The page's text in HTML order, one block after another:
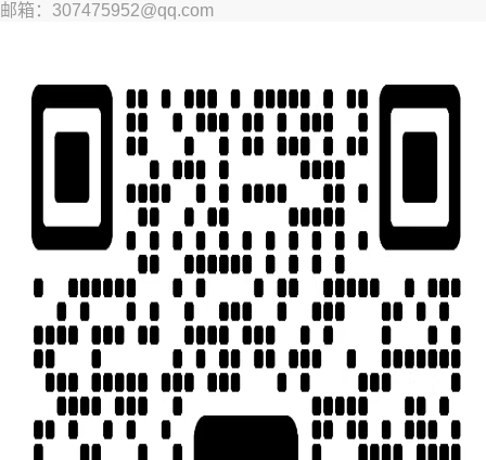
邮箱：307475952@qq.com